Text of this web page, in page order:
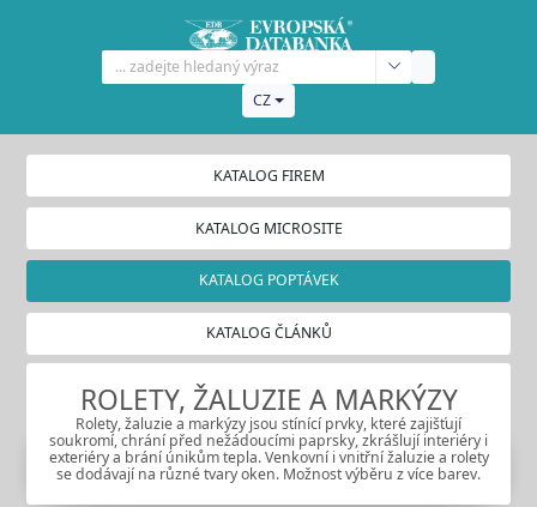
CZ
KATALOG FIREM
KATALOG MICROSITE
KATALOG POPTÁVEK
KATALOG ČLÁNKŮ
ROLETY, ŽALUZIE A MARKÝZY
Rolety, žaluzie a markýzy jsou stínící prvky, které zajišťují
soukromí, chrání před nežádoucími paprsky, zkrášlují interiéry i
exteriéry a brání únikům tepla. Venkovní i vnitřní žaluzie a rolety
se dodávají na různé tvary oken. Možnost výběru z více barev.